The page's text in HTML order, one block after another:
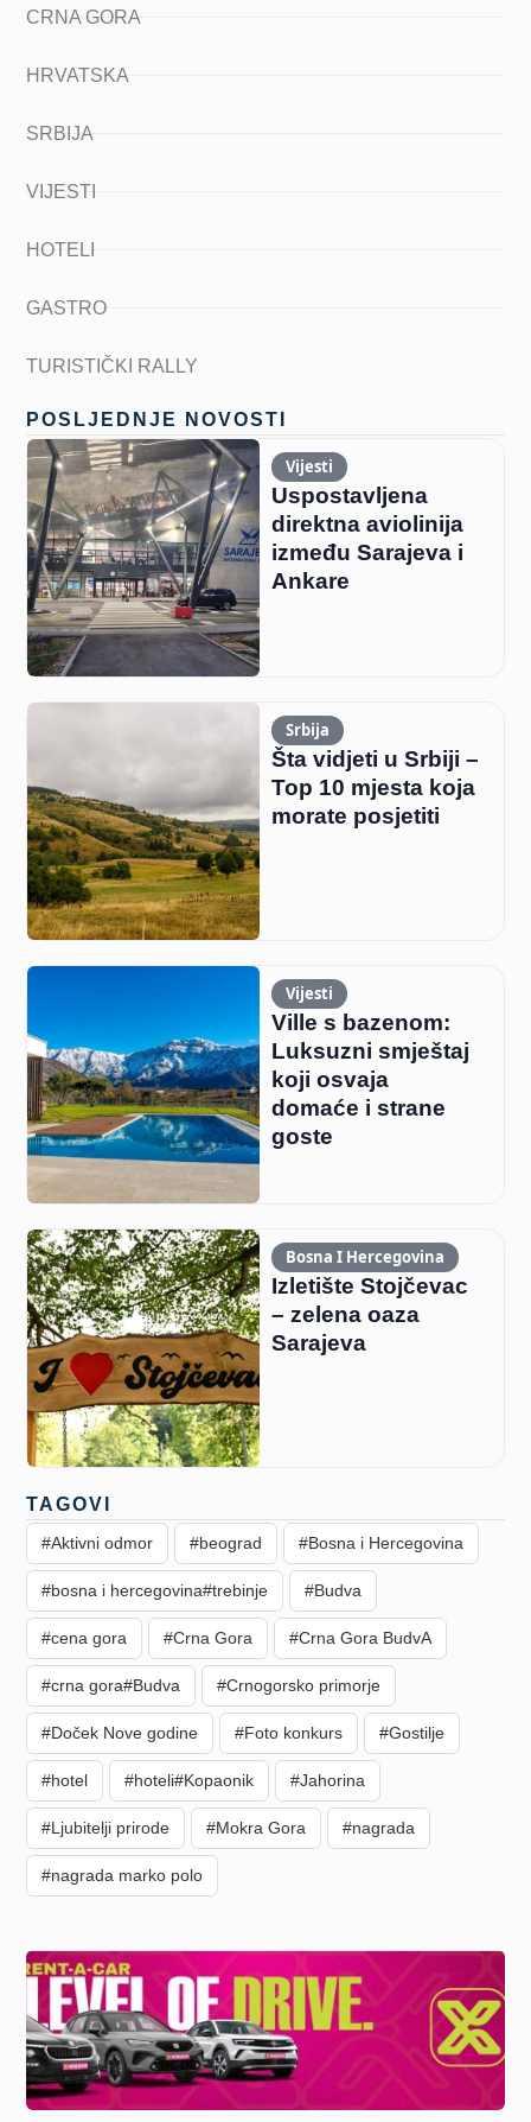
CRNA GORA
HRVATSKA
SRBIJA
VIJESTI
HOTELI
GASTRO
TURISTIČKI RALLY
POSLJEDNJE NOVOSTI
Vijesti
Uspostavljena
direktna aviolinija
između Sarajeva i
Ankare
Srbija
Šta vidjeti u Srbiji –
Top 10 mjesta koja
morate posjetiti
Vijesti
Ville s bazenom:
Luksuzni smještaj
koji osvaja
domaće i strane
goste
Bosna I Hercegovina
Izletište Stojčevac
– zelena oaza
Sarajeva
TAGOVI
#Aktivni odmor #beograd #Bosna i Hercegovina
#bosna i hercegovina#trebinje #Budva
#cena gora #Crna Gora #Crna Gora BudvA
#crna gora#Budva #Crnogorsko primorje
#Doček Nove godine #Foto konkurs #Gostilje
#hotel #hoteli#Kopaonik #Jahorina
#Ljubitelji prirode #Mokra Gora #nagrada
#nagrada marko polo